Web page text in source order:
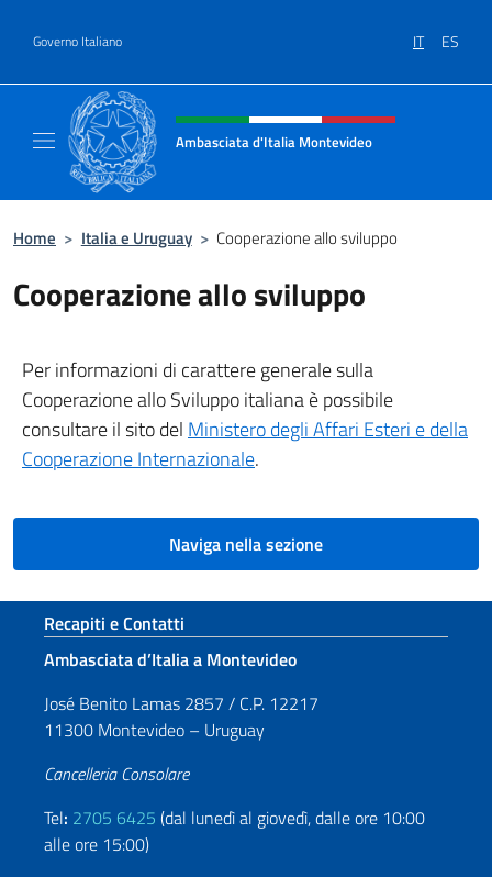
Governo Italiano IT ES
Intestazione sito, social e menù
Ambasciata d'Italia Montevideo
Home > Italia e Uruguay > Cooperazione allo sviluppo
Cooperazione allo sviluppo
Per informazioni di carattere generale sulla
Cooperazione allo Sviluppo italiana è possibile
consultare il sito del Ministero degli Affari Esteri e della
Cooperazione Internazionale.
Naviga nella sezione
Sezione footer
Recapiti e Contatti
Ambasciata d’Italia a Montevideo
José Benito Lamas 2857 / C.P. 12217
11300 Montevideo – Uruguay
Cancelleria Consolare
Tel: 2705 6425 (dal lunedì al giovedì, dalle ore 10:00
alle ore 15:00)